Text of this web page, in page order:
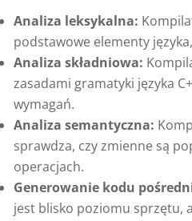
Analiza leksykalna:
podstawowe elementy
Analiza składniowa:
zasadami gramatyki języka
wymagań.
Analiza semantyczna:
sprawdza, czy zmienne są
operacjach.
Generowanie kodu
jest blisko poziomu sprzętu,